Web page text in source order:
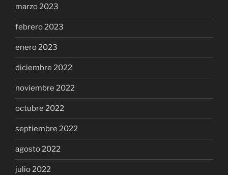
marzo 2023
febrero 2023
enero 2023
diciembre 2022
noviembre 2022
octubre 2022
septiembre 2022
agosto 2022
julio 2022